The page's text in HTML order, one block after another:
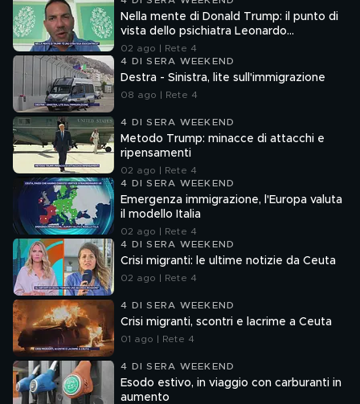
Nella mente di Donald Trump: il punto di
vista dello psichiatra Leonardo
Mendolicchio
02 ago | Rete 4
4 DI SERA WEEKEND
Destra - Sinistra, lite sull'immigrazione
08 ago | Rete 4
4 DI SERA WEEKEND
Metodo Trump: minacce di attacchi e
ripensamenti
02 ago | Rete 4
4 DI SERA WEEKEND
Emergenza immigrazione, l'Europa valuta
il modello Italia
02 ago | Rete 4
4 DI SERA WEEKEND
Crisi migranti: le ultime notizie da Ceuta
02 ago | Rete 4
4 DI SERA WEEKEND
Crisi migranti, scontri e lacrime a Ceuta
01 ago | Rete 4
4 DI SERA WEEKEND
Esodo estivo, in viaggio con carburanti in
aumento